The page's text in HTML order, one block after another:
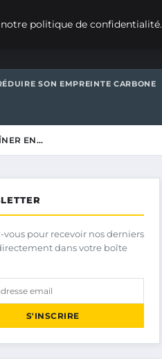
SON EMPREINTE CARBONE
EN…
vous pour recevoir nos derniers
dans votre boîte
S'INSCRIRE
politique de confidentialité.